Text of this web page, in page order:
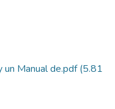
un Manual de.pdf(5.81